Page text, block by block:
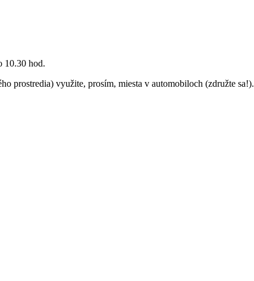
10.30 hod.
prostredia) využite, prosím, miesta v automobiloch (združte sa!).